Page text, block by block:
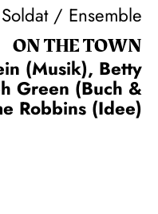
Soldat / Ensemble
ON THE TOWN
(Musik), Betty
Green (Buch &
Robbins (Idee)